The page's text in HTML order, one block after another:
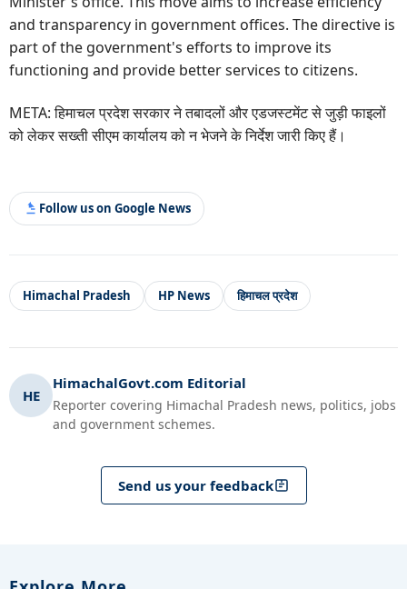
and transparency in government offices. The directive is
part of the government's efforts to improve its
functioning and provide better services to citizens.
META: हिमाचल प्रदेश सरकार ने तबादलों और एडजस्टमेंट से जुड़ी फाइलों
को लेकर सख्ती सीएम कार्यालय को न भेजने के निर्देश जारी किए हैं।
Follow us on Google News
Himachal Pradesh HP News हिमाचल प्रदेश
HE
HimachalGovt.com Editorial
Reporter covering Himachal Pradesh news, politics, jobs
and government schemes.
Send us your feedback